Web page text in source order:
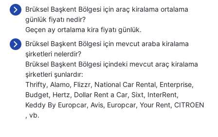
Brüksel Başkent Bölgesi için araç kiralama ortalama
günlük fiyatı nedir?
Geçen ay ortalama kira fiyatı günlük.
Brüksel Başkent Bölgesi için mevcut araba kiralama
şirketleri nelerdir?
Brüksel Başkent Bölgesi içindeki mevcut araç kiralama
şirketleri şunlardır:
Thrifty Alamo Flizzr National Car Rental Enterprise
Budget Hertz Dollar Rent a Car Sixt InterRent
Keddy By Europcar Avis Europcar Your Rent CITROEN
, vb.